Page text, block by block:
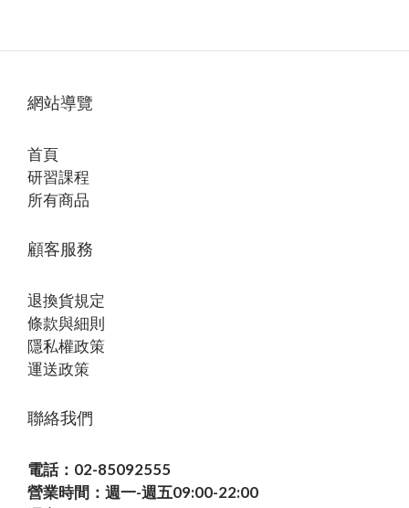
網站導覽
首頁
研習課程
所有商品
顧客服務
退換貨規定
條款與細則
隱私權政策
運送政策
聯絡我們
電話：02-85092555
營業時間：週一-週五09:00-22:00